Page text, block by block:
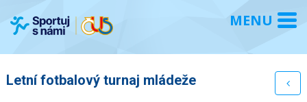
Letní fotbalový turnaj mládeže